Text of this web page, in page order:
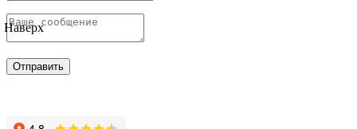
Отправить
Наверх